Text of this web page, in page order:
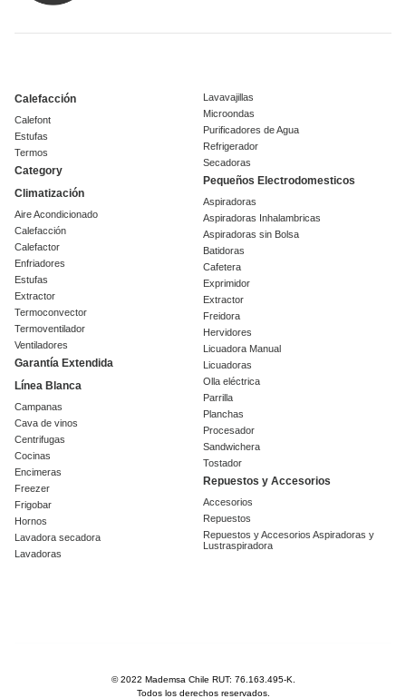
Calefacción
Calefont
Estufas
Termos
Category
Climatización
Aire Acondicionado
Calefacción
Calefactor
Enfriadores
Estufas
Extractor
Termoconvector
Termoventilador
Ventiladores
Garantía Extendida
Línea Blanca
Campanas
Cava de vinos
Centrifugas
Cocinas
Encimeras
Freezer
Frigobar
Hornos
Lavadora secadora
Lavadoras
Lavavajillas
Microondas
Purificadores de Agua
Refrigerador
Secadoras
Pequeños Electrodomesticos
Aspiradoras
Aspiradoras Inhalambricas
Aspiradoras sin Bolsa
Batidoras
Cafetera
Exprimidor
Extractor
Freidora
Hervidores
Licuadora Manual
Licuadoras
Olla eléctrica
Parrilla
Planchas
Procesador
Sandwichera
Tostador
Repuestos y Accesorios
Accesorios
Repuestos
Repuestos y Accesorios Aspiradoras y
Lustraspiradora
© 2022 Mademsa Chile RUT: 76.163.495-K.
Todos los derechos reservados.